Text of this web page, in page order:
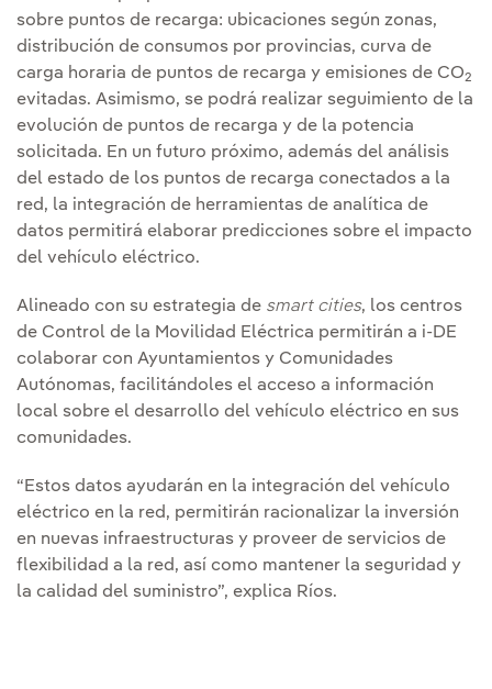
sobre puntos de recarga: ubicaciones según zonas,
distribución de consumos por provincias, curva de
carga horaria de puntos de recarga y emisiones de CO2
evitadas. Asimismo, se podrá realizar seguimiento de la
evolución de puntos de recarga y de la potencia
solicitada. En un futuro próximo, además del análisis
del estado de los puntos de recarga conectados a la
red, la integración de herramientas de analítica de
datos permitirá elaborar predicciones sobre el impacto
del vehículo eléctrico.
Alineado con su estrategia de smart cities, los centros
de Control de la Movilidad Eléctrica permitirán a i-DE
colaborar con Ayuntamientos y Comunidades
Autónomas, facilitándoles el acceso a información
local sobre el desarrollo del vehículo eléctrico en sus
comunidades.
“Estos datos ayudarán en la integración del vehículo
eléctrico en la red, permitirán racionalizar la inversión
en nuevas infraestructuras y proveer de servicios de
flexibilidad a la red, así como mantener la seguridad y
la calidad del suministro”, explica Ríos.